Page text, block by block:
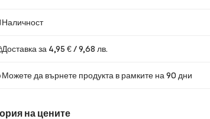
Наличност
Доставка за 4,95 € / 9,68 лв.
Можете да върнете продукта в рамките на 90 дни
на цените